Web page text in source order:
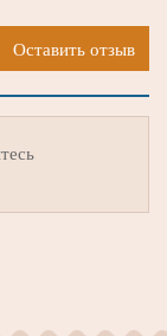
Оставить отзыв